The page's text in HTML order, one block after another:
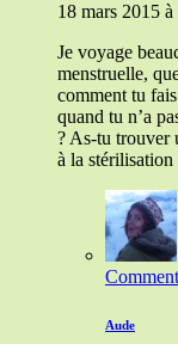
18 mars 2015
Je voyage
menstruelle,
comment tu
quand tu n’a
? As-tu trouver
à la
Aude